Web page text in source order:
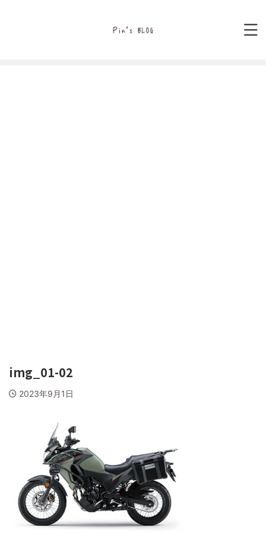
img_01-02
2023年9月1日